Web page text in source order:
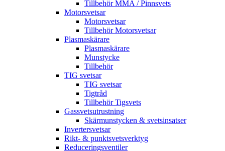
Tillbehör MMA / Pinnsvets
Motorsvetsar
Motorsvetsar
Tillbehör Motorsvetsar
Plasmaskärare
Plasmaskärare
Munstycke
Tillbehör
TIG svetsar
TIG svetsar
Tigtråd
Tillbehör Tigsvets
Gassvetsutrustning
Skärmunstycken & svetsinsatser
Invertersvetsar
Rikt- & punktsvetsverktyg
Reduceringsventiler